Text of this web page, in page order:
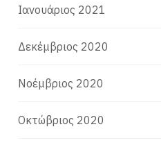
Ιανουάριος 2021
Δεκέμβριος 2020
Νοέμβριος 2020
Οκτώβριος 2020